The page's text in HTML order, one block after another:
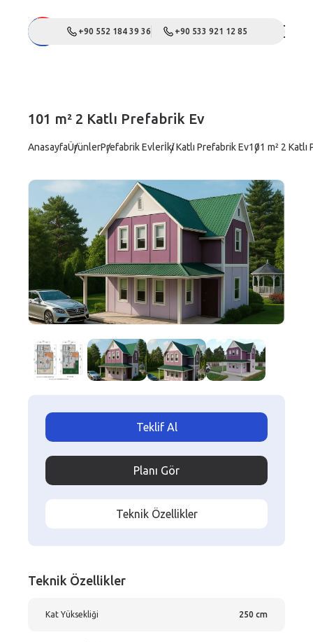
+90 552 184 39 36 +90 533 921 12 85
101 m² 2 Katlı Prefabrik Ev
AnasayfaÜrünlerPrefabrik Evlerİki Katlı Prefabrik Ev101 m² 2 Katlı
Teklif Al
Planı Gör
Teknik Özellikler
Teknik Özellikler
Kat Yüksekliği 250 cm